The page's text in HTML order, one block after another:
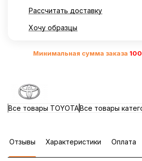
Рассчитать доставку
Хочу образцы
Минимальная сумма заказа 10
Все товары TOYOTAВсе товары
Отзывы Характеристики Оплата